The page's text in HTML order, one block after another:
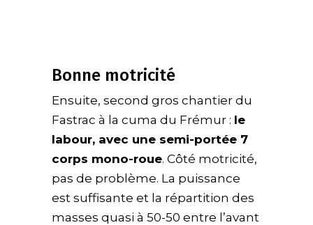
Bonne motricité
Ensuite, second gros chantier du
Fastrac à la cuma du Frémur : le
labour, avec une semi-portée 7
corps mono-roue. Côté motricité,
pas de problème. La puissance
est suffisante et la répartition des
masses quasi à 50-50 entre l’avant